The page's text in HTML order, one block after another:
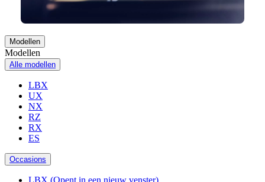
Modellen
Modellen
Alle modellen
LBX
UX
NX
RZ
RX
ES
Occasions
LBX (Opent in een nieuw venster)